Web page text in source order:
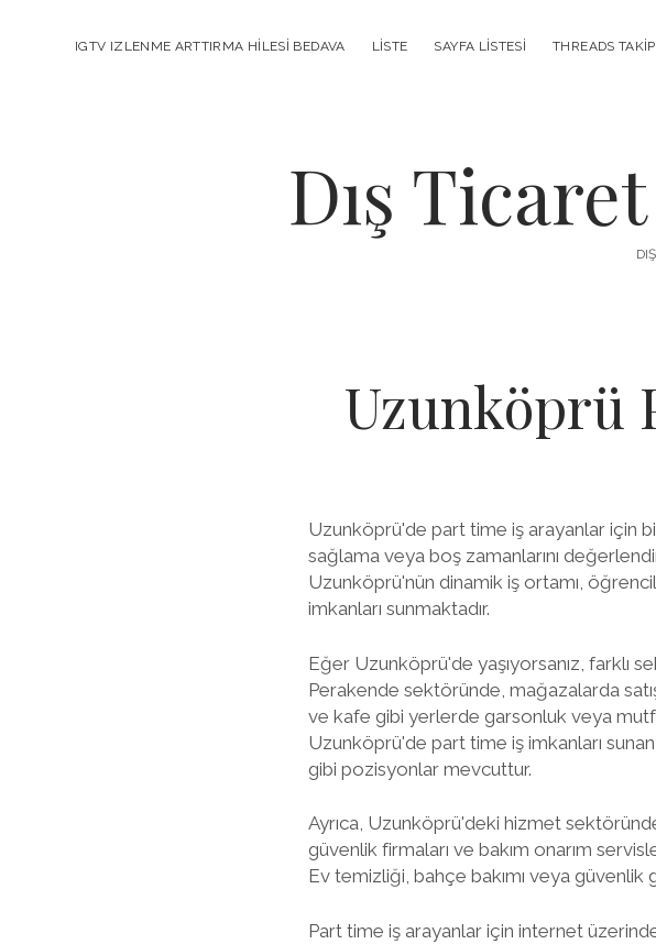
IGTV IZLENME ARTTIRMA HILESI BEDAVA LISTE SAYFA LISTESI THREADS
Dış
Uzunköprü
Uzunköprü'de part time iş arayanlar için
sağlama veya boş zamanlarını
Uzunköprü'nün dinamik iş ortamı,
imkanları sunmaktadır.
Eğer Uzunköprü'de yaşıyorsanız, farklı
Perakende sektöründe, mağazalarda
ve kafe gibi yerlerde garsonluk veya
Uzunköprü'de part time iş imkanları
gibi pozisyonlar mevcuttur.
Ayrıca, Uzunköprü'deki hizmet
güvenlik firmaları ve bakım onarım
Ev temizliği, bahçe bakımı veya güvenlik
Part time iş arayanlar için internet